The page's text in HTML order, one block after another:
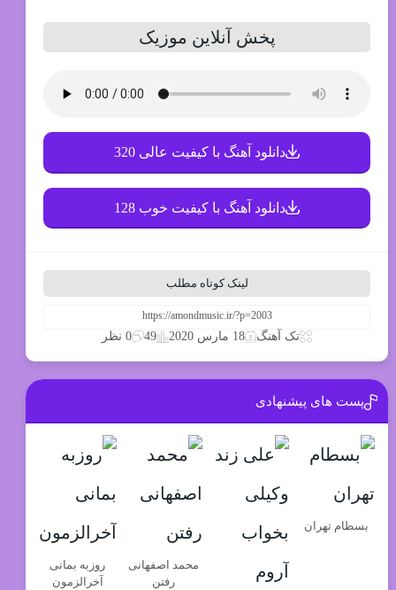
پخش آنلاین موزیک
دانلود آهنگ با کیفیت عالی 320
دانلود آهنگ با کیفیت خوب 128
لینک کوتاه مطلب
تک آهنگ 18 مارس 2020 49 0 نظر
پست های پیشنهادی
بسطام تهران
محمد اصفهانی
رفتن
روزبه بمانی
آخرالزمون